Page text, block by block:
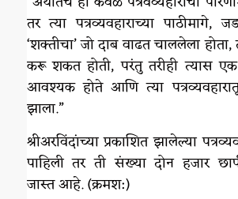
तर त्या पत्रव्यवहाराच्या पाठीमागे,
‘शक्तीचा’ जो दाब वाढत चाललेला
करू शकत होती, परंतु तरीही त्यास
आवश्यक होते आणि त्या
झाला.”
श्रीअरविंदांच्या प्रकाशित झालेल्या
पाहिली तर ती संख्या दोन हजार
जास्त आहे. (क्रमश:)